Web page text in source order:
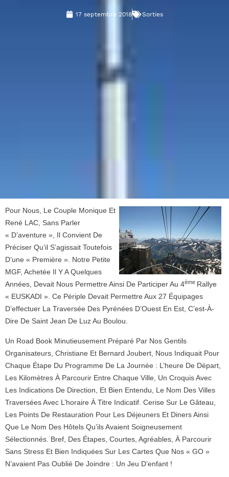
17 septembre 2018 Sorties
Pour Nous, Le Couple Monique Et
René LAC, Sans Parler
« D’aventure », Il Convient De
Préciser Qu’il S’agissait Toutefois
D’une « Première ». Notre Petite
MGF, Achetée Il Y A Quelques
Années, Devait Nous Permettre Ainsi De Participer Au 4Ème Rallye
« EUSKADI ». Ce Périple Devait Permettre Aux 27 Équipages
D’effectuer La Traversée Des Pyrénées D’Ouest En Est, C’est-À-
Dire De Saint Jean De Luz Au Boulou.
Un Road Book Minutieusement Préparé Par Nos Gentils
Organisateurs, Christiane Et Bernard Joubert, Nous Indiquait Pour
Chaque Étape Du Programme De La Journée : L’heure De Départ,
Les Kilomètres À Parcourir Entre Chaque Ville, Un Croquis Avec
Les Indications De Direction, Et Bien Entendu, Le Nom Des Villes
Traversées Avec L’horaire À Titre Indicatif. Cerise Sur Le Gâteau,
Les Points De Restauration Pour Les Déjeuners Et Diners Ainsi
Que Le Nom Des Hôtels Qu’ils Avaient Soigneusement
Sélectionnés. Bref, Des Étapes, Courtes, Agréables, À Parcourir
Sans Stress Et Bien Indiquées Sur Les Cartes Que Nos « GO »
N’avaient Pas Oublié De Joindre : Un Jeu D’enfant !